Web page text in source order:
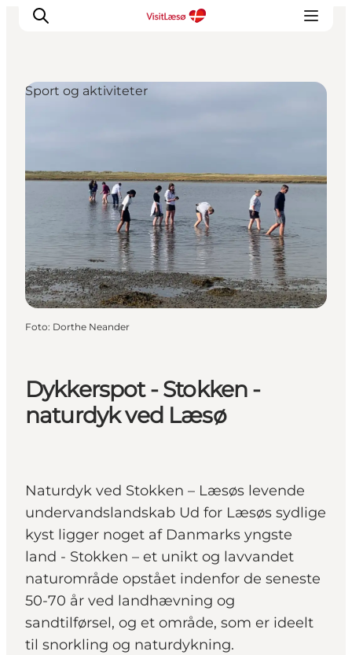
Dykkerspot - Stokken -
naturdyk ved Læsø
Naturdyk ved Stokken – Læsøs levende
undervandslandskab Ud for Læsøs sydlige
kyst ligger noget af Danmarks yngste
land - Stokken – et unikt og lavvandet
naturområde opstået indenfor de seneste
50-70 år ved landhævning og
sandtilførsel, og et område, som er ideelt
til snorkling og naturdykning.
Sport og aktiviteter
Foto: Dorthe Neander